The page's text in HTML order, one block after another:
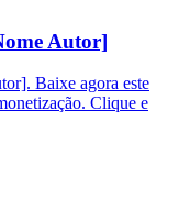
Autor]
Baixe agora este
Clique e